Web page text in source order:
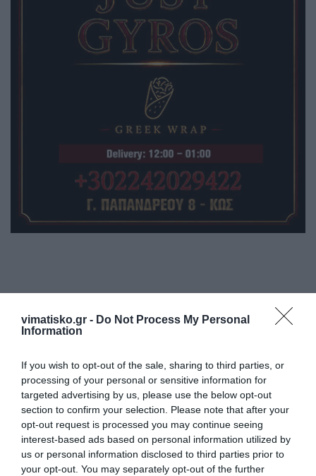
vimatisko.gr - Do Not Process My Personal
Information
If you wish to opt-out of the sale, sharing to third parties, or
processing of your personal or sensitive information for
targeted advertising by us, please use the below opt-out
section to confirm your selection. Please note that after your
opt-out request is processed you may continue seeing
interest-based ads based on personal information utilized by
us or personal information disclosed to third parties prior to
your opt-out. You may separately opt-out of the further
Η ανωνυμία είναι το καλύτερο κρησφύγετο δειλίας και
Σχόλια 0
Πρόσθεσε ένα σχόλιο